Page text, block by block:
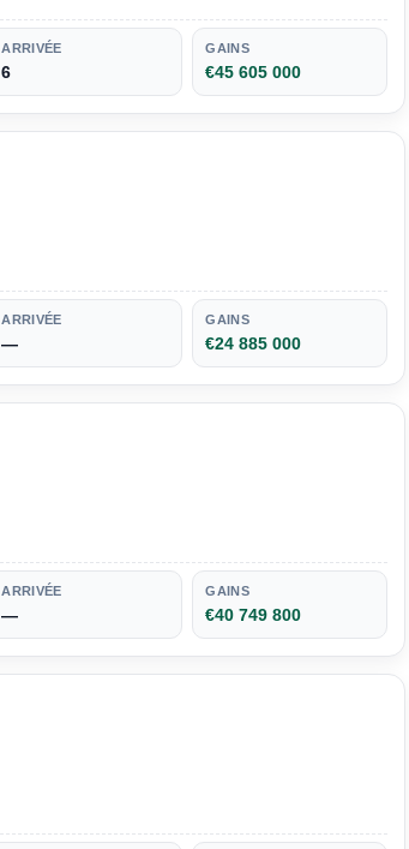
ARRIVÉE
6
GAINS
€45 605 000
ARRIVÉE
—
GAINS
€24 885 000
ARRIVÉE
—
GAINS
€40 749 800